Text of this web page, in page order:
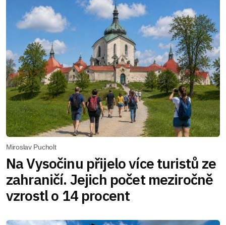
Miroslav Pucholt
Na Vysočinu přijelo více turistů ze
zahraničí. Jejich počet meziročně
vzrostl o 14 procent